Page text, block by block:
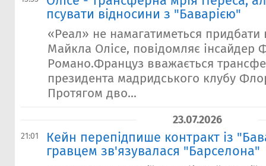
псувати відносини з "Баварією"
«Реал» не намагатиметься придбати
Майкла Олісе, повідомляє інсайдер
Романо.Француз вважається
президента мадридського клубу
Протягом дво...
23.07.2026
21:01
Кейн перепідпише контракт із
гравцем зв'язувалася "Барселона"